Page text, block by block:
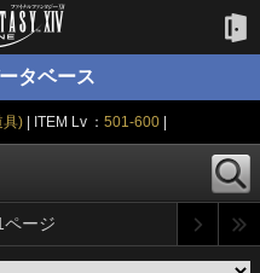
タベース
具) | ITEM Lv ：501-600
ページ